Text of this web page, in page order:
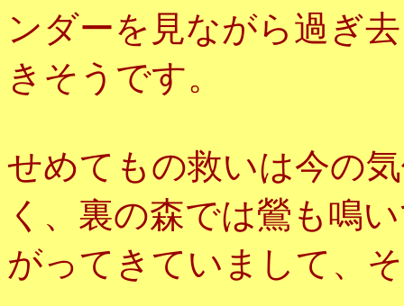
ンダーを見ながら過ぎ
きそうです。
せめてもの救いは今の
く、裏の森では鶯も鳴
がってきていまして、